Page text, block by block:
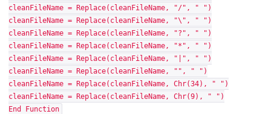
cleanFileName = Replace(cleanFileName, "/", " ")
cleanFileName = Replace(cleanFileName, "\", " ")
cleanFileName = Replace(cleanFileName, "?", " ")
cleanFileName = Replace(cleanFileName, "*", " ")
cleanFileName = Replace(cleanFileName, "|", " ")
cleanFileName = Replace(cleanFileName, "", " ")
cleanFileName = Replace(cleanFileName, Chr(34), " ")
cleanFileName = Replace(cleanFileName, Chr(9), " ")
End Function